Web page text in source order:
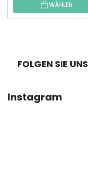
WÄHLEN
FOLGEN SIE UNS
Instagram